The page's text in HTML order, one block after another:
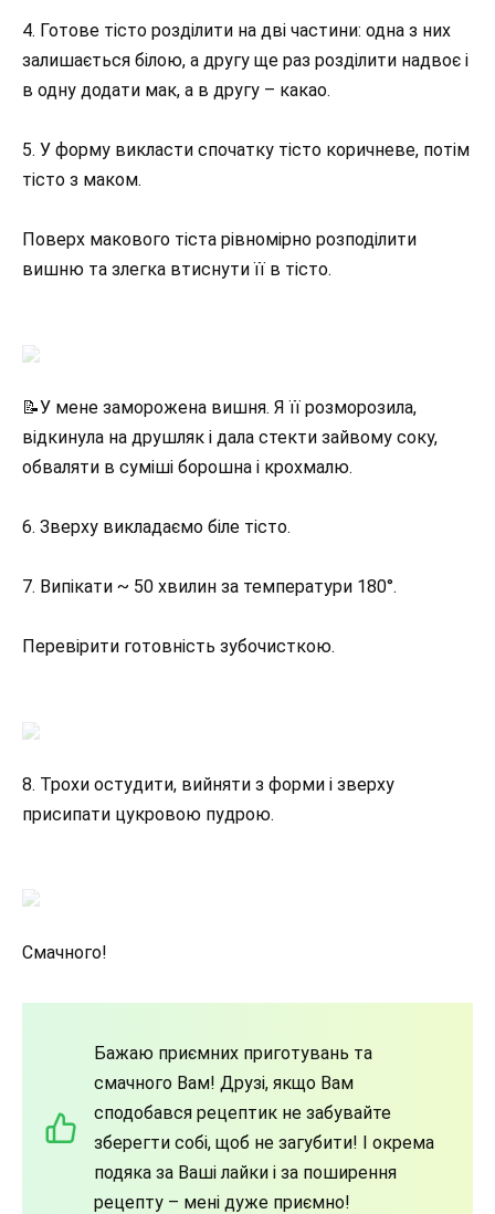
4. Готове тісто розділити на дві частини: одна з них
залишається білою, а другу ще раз розділити надвоє і
в одну додати мак, а в другу – какао.
5. У форму викласти спочатку тісто коричневе, потім
тісто з маком.
Поверх макового тіста рівномірно розподілити
вишню та злегка втиснути її в тісто.
📝У мене заморожена вишня. Я її розморозила,
відкинула на друшляк і дала стекти зайвому соку,
обваляти в суміші борошна і крохмалю.
6. Зверху викладаємо біле тісто.
7. Випікати ~ 50 хвилин за температури 180°.
Перевірити готовність зубочисткою.
8. Трохи остудити, вийняти з форми і зверху
присипати цукровою пудрою.
Смачного!
Бажаю приємних приготувань та
смачного Вам! Друзі, якщо Вам
сподобався рецептик не забувайте
зберегти собі, щоб не загубити! І окрема
подяка за Ваші лайки і за поширення
рецепту – мені дуже приємно!